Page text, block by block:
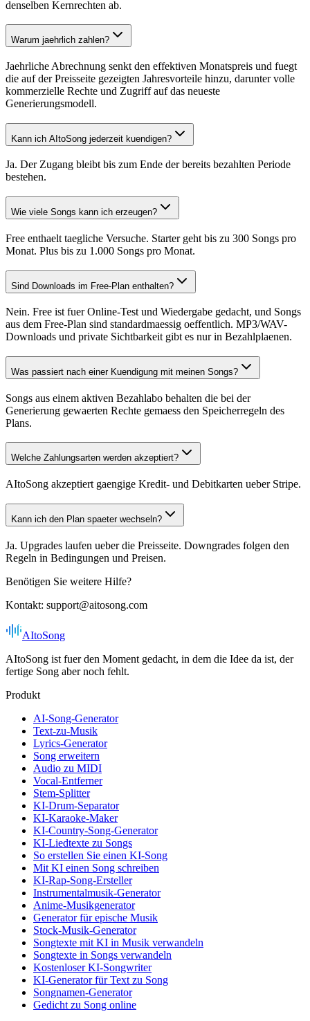
denselben Kernrechten ab.
Warum jaehrlich zahlen?
Jaehrliche Abrechnung senkt den effektiven Monatspreis und fuegt
die auf der Preisseite gezeigten Jahresvorteile hinzu, darunter volle
kommerzielle Rechte und Zugriff auf das neueste
Generierungsmodell.
Kann ich AItoSong jederzeit kuendigen?
Ja. Der Zugang bleibt bis zum Ende der bereits bezahlten Periode
bestehen.
Wie viele Songs kann ich erzeugen?
Free enthaelt taegliche Versuche. Starter geht bis zu 300 Songs pro
Monat. Plus bis zu 1.000 Songs pro Monat.
Sind Downloads im Free-Plan enthalten?
Nein. Free ist fuer Online-Test und Wiedergabe gedacht, und Songs
aus dem Free-Plan sind standardmaessig oeffentlich. MP3/WAV-
Downloads und private Sichtbarkeit gibt es nur in Bezahlplaenen.
Was passiert nach einer Kuendigung mit meinen Songs?
Songs aus einem aktiven Bezahlabo behalten die bei der
Generierung gewaerten Rechte gemaess den Speicherregeln des
Plans.
Welche Zahlungsarten werden akzeptiert?
AItoSong akzeptiert gaengige Kredit- und Debitkarten ueber Stripe.
Kann ich den Plan spaeter wechseln?
Ja. Upgrades laufen ueber die Preisseite. Downgrades folgen den
Regeln in Bedingungen und Preisen.
Benötigen Sie weitere Hilfe?
Kontakt: support@aitosong.com
AItoSong
AItoSong ist fuer den Moment gedacht, in dem die Idee da ist, der
fertige Song aber noch fehlt.
Produkt
AI-Song-Generator
Text-zu-Musik
Lyrics-Generator
Song erweitern
Audio zu MIDI
Vocal-Entferner
Stem-Splitter
KI-Drum-Separator
KI-Karaoke-Maker
KI-Country-Song-Generator
KI-Liedtexte zu Songs
So erstellen Sie einen KI-Song
Mit KI einen Song schreiben
KI-Rap-Song-Ersteller
Instrumentalmusik-Generator
Anime-Musikgenerator
Generator für epische Musik
Stock-Musik-Generator
Songtexte mit KI in Musik verwandeln
Songtexte in Songs verwandeln
Kostenloser KI-Songwriter
KI-Generator für Text zu Song
Songnamen-Generator
Gedicht zu Song online